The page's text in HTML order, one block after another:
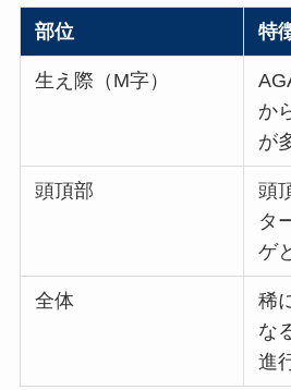
部位 特
生え際（M字）
か
が
頭頂部
頭
タ
ゲ
全体
稀
な
進